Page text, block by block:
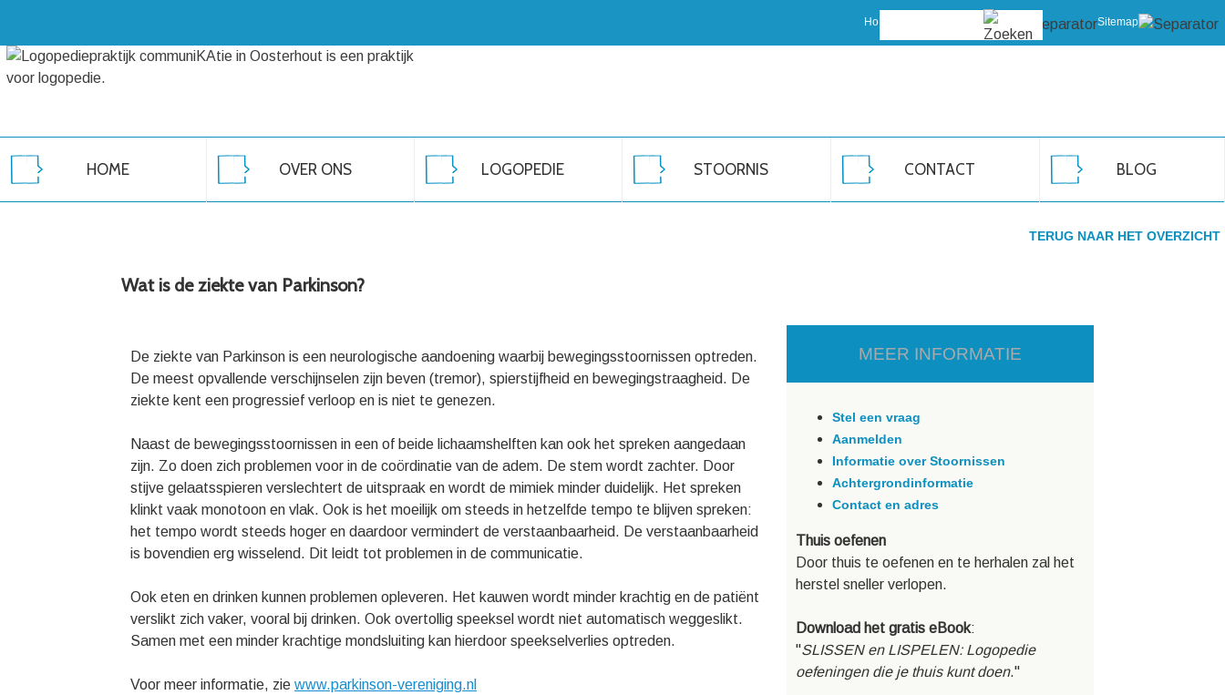
Home Vragen? Sitemap
HOME OVER ONS LOGOPEDIE STOORNIS CONTACT BLOG
TERUG NAAR HET OVERZICHT
Wat is de ziekte van Parkinson?
De ziekte van Parkinson is een neurologische aandoening waarbij bewegingsstoornissen optreden.
De meest opvallende verschijnselen zijn beven (tremor), spierstijfheid en bewegingstraagheid. De
ziekte kent een progressief verloop en is niet te genezen.
Naast de bewegingsstoornissen in een of beide lichaamshelften kan ook het spreken aangedaan
zijn. Zo doen zich problemen voor in de coördinatie van de adem. De stem wordt zachter. Door
stijve gelaatsspieren verslechtert de uitspraak en wordt de mimiek minder duidelijk. Het spreken
klinkt vaak monotoon en vlak. Ook is het moeilijk om steeds in hetzelfde tempo te blijven spreken:
het tempo wordt steeds hoger en daardoor vermindert de verstaanbaarheid. De verstaanbaarheid
is bovendien erg wisselend. Dit leidt tot problemen in de communicatie.
Ook eten en drinken kunnen problemen opleveren. Het kauwen wordt minder krachtig en de patiënt
verslikt zich vaker, vooral bij drinken. Ook overtollig speeksel wordt niet automatisch weggeslikt.
Samen met een minder krachtige mondsluiting kan hierdoor speekselverlies optreden.
Voor meer informatie, zie www.parkinson-vereniging.nl
MEER INFORMATIE
Stel een vraag
Aanmelden
Informatie over Stoornissen
Achtergrondinformatie
Contact en adres
Thuis oefenen
Door thuis te oefenen en te herhalen zal het
herstel sneller verlopen.
Download het gratis eBook:
"SLISSEN en LISPELEN: Logopedie
oefeningen die je thuis kunt doen."